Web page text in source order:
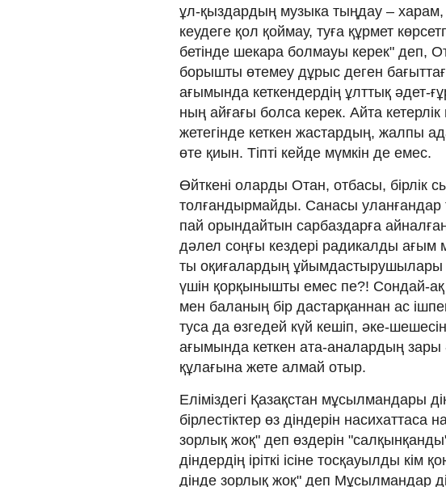
ұл-қыз­дардың музыка тыңдау –
кеудеге қол қоймау, туға құрмет
бетінде шекара болмауы керек" деп,
борышты өтемеу дұрыс деген
ағымында кеткендердің ұлттық
ның айғағы болса керек. Айта
жетегінде кеткен жастардың, жал­пы
өте қиын. Тіпті кейде мүмкін де емес.
Өйт­ке­ні оларды Отан, отбасы, бірлік
толғандырмайды. Сана­сы уланғандар
пай орындайтын сарбаздарға
дәлел соң­ғы кездері радикал­ды ағым
ты оқиғалардың ұйым­дастырушылары
үшін қорқы­ныш­ты емес пе?! Сон­дай-ақ
мен баланың бір дастарқаннан ас іш­пек
туса да өзгедей күй кешіп, әке-
ағымында кеткен ата-аналардың зары
құлағына жете алмай отыр.
Еліміздегі Қазақстан мұсылмандары
бірлестіктер өз діндерін насихаттаса
зорлық жоқ" деп өздерін
діндердің іріткі ісіне тосқауылды кім
дінде зор­лық жоқ" деп Мұсыл­ман­дар